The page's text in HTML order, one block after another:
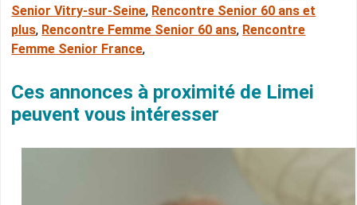
Senior Vitry-sur-Seine, Rencontre Senior 60 ans et
plus, Rencontre Femme Senior 60 ans, Rencontre
Femme Senior France,
Ces annonces à proximité de Limei
peuvent vous intéresser